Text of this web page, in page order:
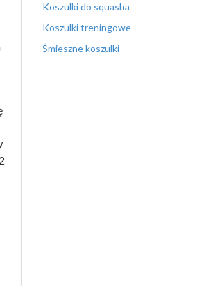
Koszulki do squasha
Koszulki treningowe
Śmieszne koszulki